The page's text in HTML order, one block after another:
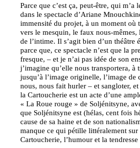
Parce que c’est ça, peut-être, qui m’a
dans le spectacle d’Ariane
immensité du projet, à un moment où
vers le mesquin, le faux nous-mêmes,
de l’intime. Il s’agit bien d’un théâtre
parce que, ce spectacle n’est que la
fresque, – et je n’ai pas idée de son
j’imagine qu’elle nous transportera, à
jusqu’à l’image originelle, l’image de
nous, nous fait hurler – et sangloter, et
la Cartoucherie est un acte d’une
« La Roue rouge » de Soljénitsyne,
que Soljénitsyne est (hélas, cent fois
cause de sa haine et de son
manque ce qui pétille littéralement sur
Cartoucherie, l’humour et la